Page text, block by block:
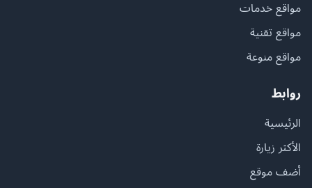
مواقع خدمات
مواقع تقنية
مواقع منوعة
روابط
الرئيسية
الأكثر زيارة
أضف موقع